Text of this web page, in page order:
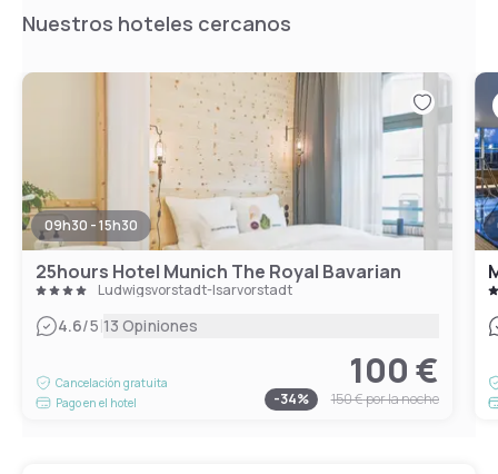
Nuestros hoteles cercanos
09h30 - 15h30
25hours Hotel Munich The Royal Bavarian
Ludwigsvorstadt-Isarvorstadt
4.6/5|13 Opiniones
Cancelación gratuita
Pago en el hotel
100 €
-34% 150 €por la noche